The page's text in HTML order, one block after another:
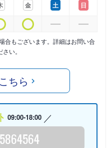
金
土
日
合もございます。詳細はお問い合
い。
ちら
09:00-18:00